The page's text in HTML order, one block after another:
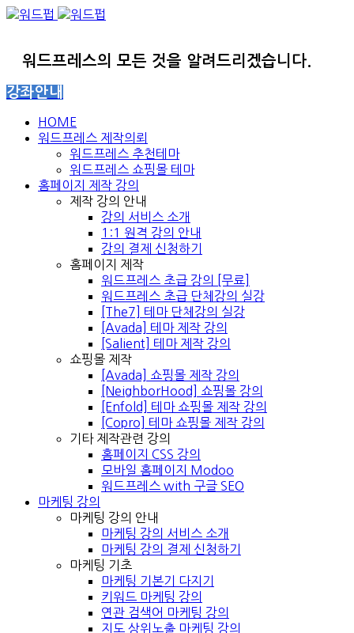
워드프레스의 모든 것을 알려드리겠습니다.
강좌안내
HOME
워드프레스 제작의뢰
워드프레스 추천테마
워드프레스 쇼핑몰 테마
홈페이지 제작 강의
제작 강의 안내
강의 서비스 소개
1:1 원격 강의 안내
강의 결제 신청하기
홈페이지 제작
워드프레스 초급 강의 [무료]
워드프레스 초급 단체강의 실강
[The7] 테마 단체강의 실강
[Avada] 테마 제작 강의
[Salient] 테마 제작 강의
쇼핑몰 제작
[Avada] 쇼핑몰 제작 강의
[NeighborHood] 쇼핑몰 강의
[Enfold] 테마 쇼핑몰 제작 강의
[Copro] 테마 쇼핑몰 제작 강의
기타 제작관련 강의
홈페이지 CSS 강의
모바일 홈페이지 Modoo
워드프레스 with 구글 SEO
마케팅 강의
마케팅 강의 안내
마케팅 강의 서비스 소개
마케팅 강의 결제 신청하기
마케팅 기초
마케팅 기본기 다지기
키워드 마케팅 강의
연관 검색어 마케팅 강의
지도 상위노출 마케팅 강의